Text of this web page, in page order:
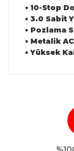
• 10-Stop
• 3.0 Sabit
• Pozlama
• Metalik
• Yüksek